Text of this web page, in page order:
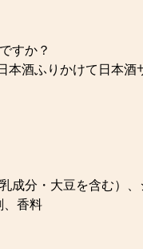
すか？
本酒ふりかけて日本酒
成分・大豆を含む）、
、香料